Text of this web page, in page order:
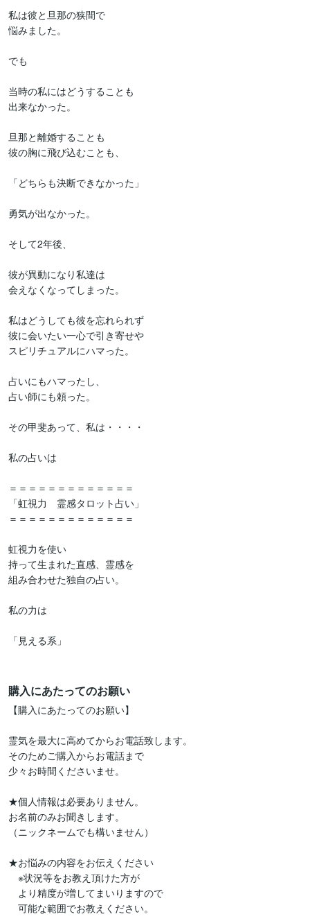
私は彼と旦那の狭間で
悩みました。
でも
当時の私にはどうすることも
出来なかった。
旦那と離婚することも
彼の胸に飛び込むことも、
「どちらも決断できなかった」
勇気が出なかった。
そして2年後、
彼が異動になり私達は
会えなくなってしまった。
私はどうしても彼を忘れられず
彼に会いたい一心で引き寄せや
スピリチュアルにハマった。
占いにもハマったし、
占い師にも頼った。
その甲斐あって、私は・・・・
私の占いは
＝＝＝＝＝＝＝＝＝＝＝＝＝
「虹視力　霊感タロット占い」
＝＝＝＝＝＝＝＝＝＝＝＝＝
虹視力を使い
持って生まれた直感、霊感を
組み合わせた独自の占い。
私の力は
「見える系」
購入にあたってのお願い
【購入にあたってのお願い】
霊気を最大に高めてからお電話致します。
そのためご購入からお電話まで
少々お時間くださいませ。
★個人情報は必要ありません。
お名前のみお聞きします。
（ニックネームでも構いません）
★お悩みの内容をお伝えください
※状況等をお教え頂けた方が
より精度が増してまいりますので
可能な範囲でお教えください。